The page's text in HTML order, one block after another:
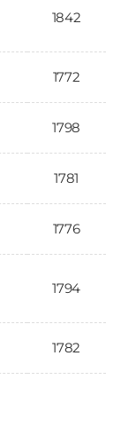
1842
1772
1798
1781
1776
1794
1782